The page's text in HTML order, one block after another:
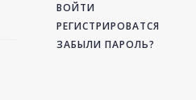
ВОЙТИ
РЕГИСТРИРОВАТСЯ
ЗАБЫЛИ ПАРОЛЬ?